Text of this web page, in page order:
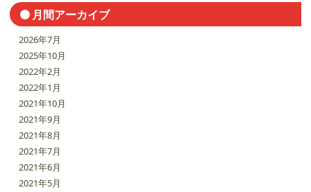
月間アーカイブ
2026年7月
2025年10月
2022年2月
2022年1月
2021年10月
2021年9月
2021年8月
2021年7月
2021年6月
2021年5月